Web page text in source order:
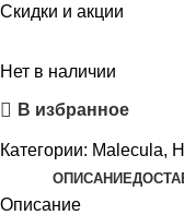
Скидки и акции
Нет в наличии
В избранное
Категории: Malecula,
ОПИСАНИЕ
Описание